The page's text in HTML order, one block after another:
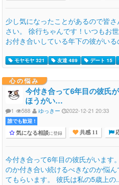
少し気になったことがあるので皆
さい。 徐行ちゃんです！いつもお
お付き合いしている年下の彼がいる
モヤモヤ 321 友達 489 デート 15
心の悩み
今付き合って6年目の彼氏
ほうがい…
1 588 ゆっきー 2022-12-21 20:33
誰でも歓迎 !
気になる相談に登録 共感 11
今付き合って6年目の彼氏がいます
のか付き合い続けるべきなのか悩
てもらいます。 彼氏は私の5歳上の